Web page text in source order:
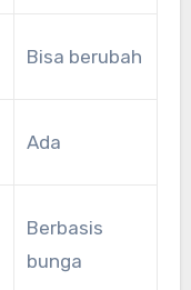
Bisa berubah
Ada
Berbasis
bunga